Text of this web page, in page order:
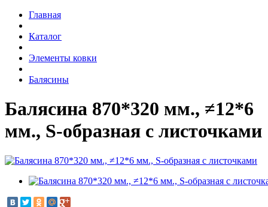
Главная
Каталог
Элементы ковки
Балясины
Балясина 870*320 мм., ≠12*6
мм., S-образная с листочками